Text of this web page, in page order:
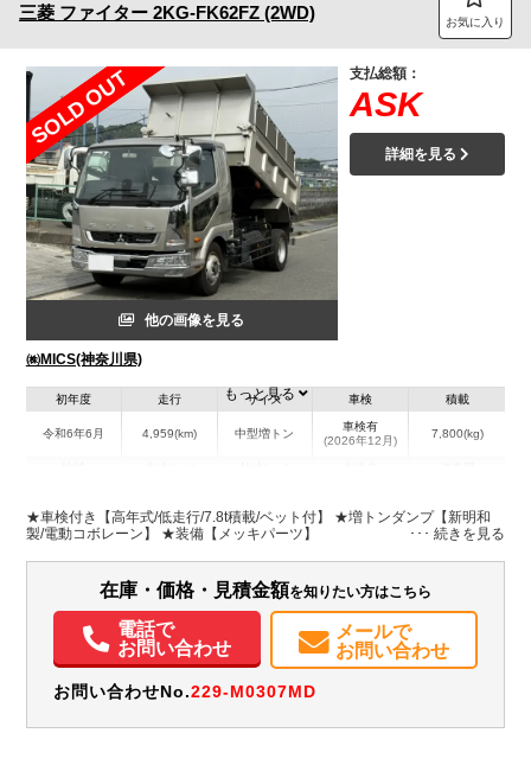
三菱 ファイター 2KG-FK62FZ (2WD) お気に入り
SOLD OUT
他の画像を見る
㈱MICS(神奈川県)
支払総額：
ASK
詳細を見る
初年度
令和6年6月
走行
4,959(km)
サイズ
中型増トン
車検
車検有
(2026年12月)
積載
7,800(kg)
神奈川県
W:2,070
H:570
W:2,300
H:2,700
無
装備情報
もっと見る
★車検付き【高年式/低走行/7.8t積載/ベット付】 ★増トンダンプ【新明和
製/電動コボレーン】 ★装備【メッキパーツ】
在庫・価格・見積金額を知りたい方はこちら
電話で
お問い合わせ
メールで
お問い合わせ
お問い合わせNo.229-M0307MD